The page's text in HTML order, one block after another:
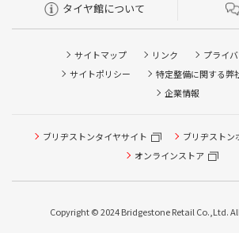
タイヤ館について
サイトマップ リンク
プライ
サイトポリシー
特定整備に関する弊
企業情報
ブリヂストンタイヤサイト
ブリヂストン
オンラインストア
Copyright © 2024 Bridgestone Retail Co.,Ltd.